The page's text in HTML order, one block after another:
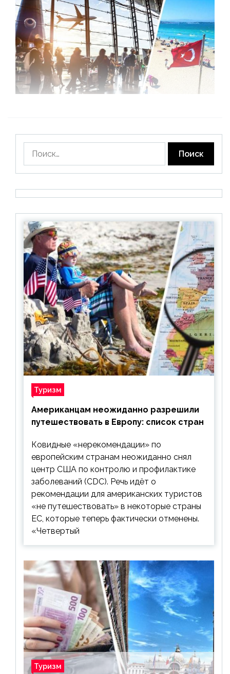
Туризм
Американцам неожиданно разрешили
путешествовать в Европу: список стран
Ковидные «нерекомендации» по
европейским странам неожиданно снял
центр США по контролю и профилактике
заболеваний (CDC). Речь идёт о
рекомендации для американских туристов
«не путешествовать» в некоторые страны
ЕС, которые теперь фактически отменены.
«Четвертый
Туризм